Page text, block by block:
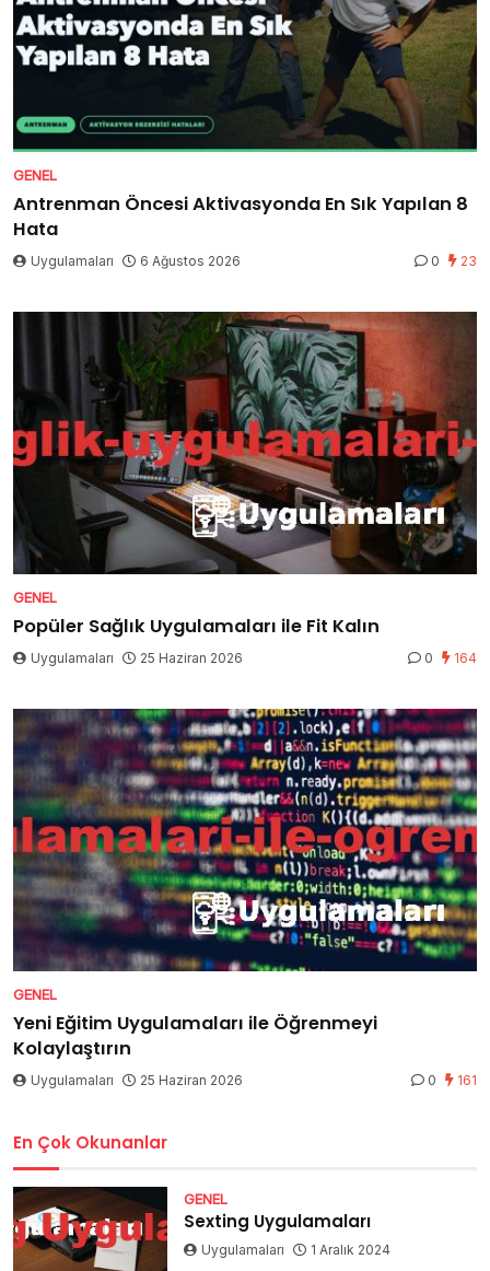
GENEL
Antrenman Öncesi Aktivasyonda En Sık Yapılan 8
Hata
Uygulamaları 6 Ağustos 2026 0 23
GENEL
Popüler Sağlık Uygulamaları ile Fit Kalın
Uygulamaları 25 Haziran 2026 0 164
GENEL
Yeni Eğitim Uygulamaları ile Öğrenmeyi
Kolaylaştırın
Uygulamaları 25 Haziran 2026 0 161
En Çok Okunanlar
GENEL
Sexting Uygulamaları
Uygulamaları 1 Aralık 2024